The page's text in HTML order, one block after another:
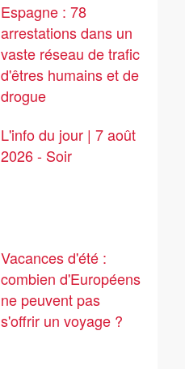
Espagne : 78
arrestations dans un
vaste réseau de trafic
d'êtres humains et de
drogue
L'info du jour | 7 août
2026 - Soir
Vacances d'été :
combien d'Européens
ne peuvent pas
s'offrir un voyage ?